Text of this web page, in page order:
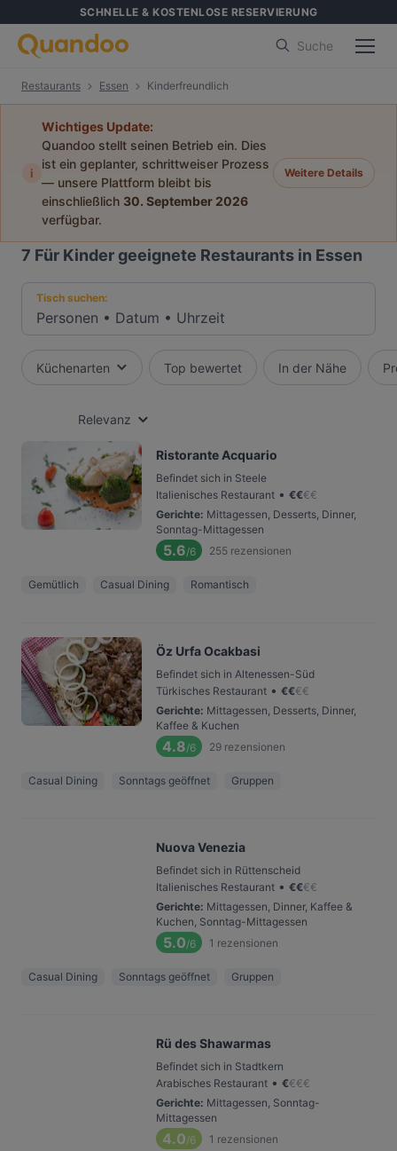
SCHNELLE & KOSTENLOSE RESERVIERUNG
Suche
Restaurants Essen Kinderfreundlich
i
Wichtiges Update:
Quandoo stellt seinen Betrieb ein. Dies
ist ein geplanter, schrittweiser Prozess
— unsere Plattform bleibt bis
einschließlich 30. September 2026
verfügbar.
Weitere Details
7 Für Kinder geeignete Restaurants in Essen
Tisch suchen:
Personen • Datum • Uhrzeit
Küchenarten Top bewertet In der Nähe
Relevanz
Ristorante Acquario
Befindet sich in Steele
Italienisches Restaurant • €€€€
Gerichte: Mittagessen, Desserts, Dinner,
Sonntag-Mittagessen
5.6/6 255 rezensionen
Gemütlich Casual Dining Romantisch
Öz Urfa Ocakbasi
Befindet sich in Altenessen-Süd
Türkisches Restaurant • €€€€
Gerichte: Mittagessen, Desserts, Dinner,
Kaffee & Kuchen
4.8/6 29 rezensionen
Casual Dining Sonntags geöffnet Gruppen
Nuova Venezia
Befindet sich in Rüttenscheid
Italienisches Restaurant • €€€€
Gerichte: Mittagessen, Dinner, Kaffee &
Kuchen, Sonntag-Mittagessen
5.0/6 1 rezensionen
Casual Dining Sonntags geöffnet Gruppen
Rü des Shawarmas
Befindet sich in Stadtkern
Arabisches Restaurant • €€€€
Gerichte: Mittagessen, Sonntag-
Mittagessen
4.0/6 1 rezensionen